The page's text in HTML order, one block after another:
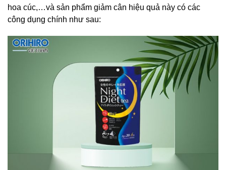
hoa cúc,…và sản phẩm giảm cân hiệu quả này có các
công dụng chính như sau: